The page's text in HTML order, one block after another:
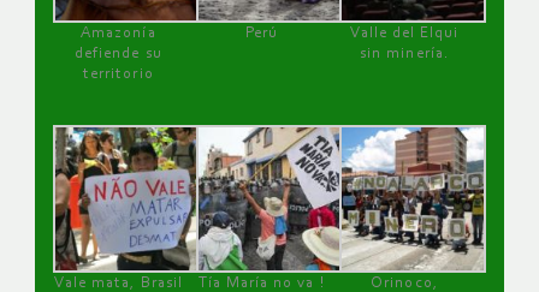
Amazonía
defiende su
territorio
Perú
Valle del Elqui
sin minería.
Vale mata, Brasil
Tía María no va !
Orinoco,